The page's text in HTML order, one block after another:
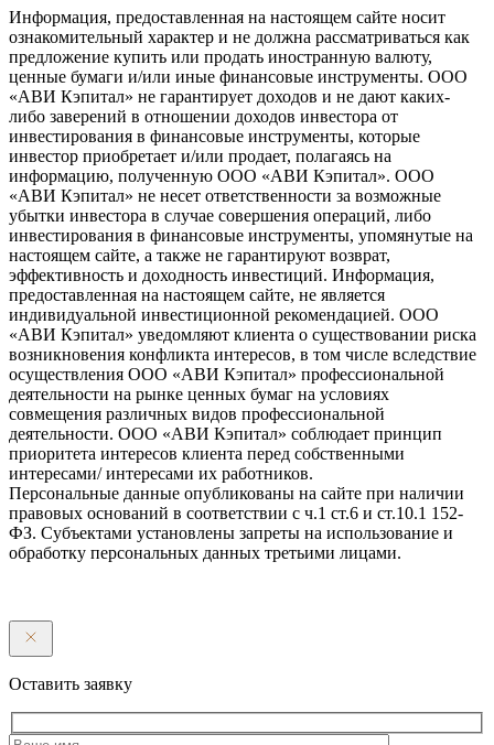
Информация, предоставленная на настоящем сайте носит
ознакомительный характер и не должна рассматриваться как
предложение купить или продать иностранную валюту,
ценные бумаги и/или иные финансовые инструменты. ООО
«АВИ Кэпитал» не гарантирует доходов и не дают каких-
либо заверений в отношении доходов инвестора от
инвестирования в финансовые инструменты, которые
инвестор приобретает и/или продает, полагаясь на
информацию, полученную ООО «АВИ Кэпитал». ООО
«АВИ Кэпитал» не несет ответственности за возможные
убытки инвестора в случае совершения операций, либо
инвестирования в финансовые инструменты, упомянутые на
настоящем сайте, а также не гарантируют возврат,
эффективность и доходность инвестиций. Информация,
предоставленная на настоящем сайте, не является
индивидуальной инвестиционной рекомендацией. ООО
«АВИ Кэпитал» уведомляют клиента о существовании риска
возникновения конфликта интересов, в том числе вследствие
осуществления ООО «АВИ Кэпитал» профессиональной
деятельности на рынке ценных бумаг на условиях
совмещения различных видов профессиональной
деятельности. ООО «АВИ Кэпитал» соблюдает принцип
приоритета интересов клиента перед собственными
интересами/ интересами их работников.
Персональные данные опубликованы на сайте при наличии
правовых оснований в соответствии с ч.1 ст.6 и ст.10.1 152-
ФЗ. Субъектами установлены запреты на использование и
обработку персональных данных третьими лицами.
Оставить заявку